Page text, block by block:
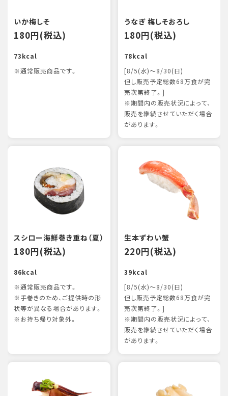
いか梅しそ
180円(税込)
73kcal
※通常販売商品です。
うなぎ 梅しそおろし
180円(税込)
78kcal
[8/5(水)～8/30(日)
但し販売予定総数68万食が完
売次第終了。]
※期間内の販売状況によって、
販売を継続させていただく場合
があります。
スシロー海鮮巻き重ね（夏）
180円(税込)
86kcal
※通常販売商品です。
※手巻きのため、ご提供時の形
状等が異なる場合があります。
※お持ち帰り対象外。
生本ずわい蟹
220円(税込)
39kcal
[8/5(水)～8/30(日)
但し販売予定総数68万食が完
売次第終了。]
※期間内の販売状況によって、
販売を継続させていただく場合
があります。